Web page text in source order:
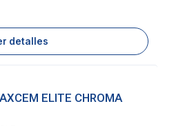
detalles
ELITE CHROMA